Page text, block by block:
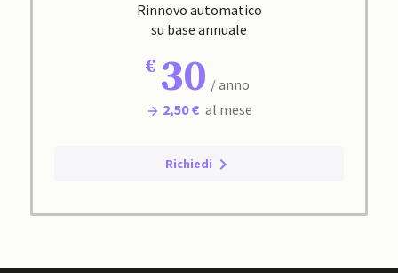
Rinnovo automatico
su base annuale
30 / anno
2,50 € al mese
Richiedi